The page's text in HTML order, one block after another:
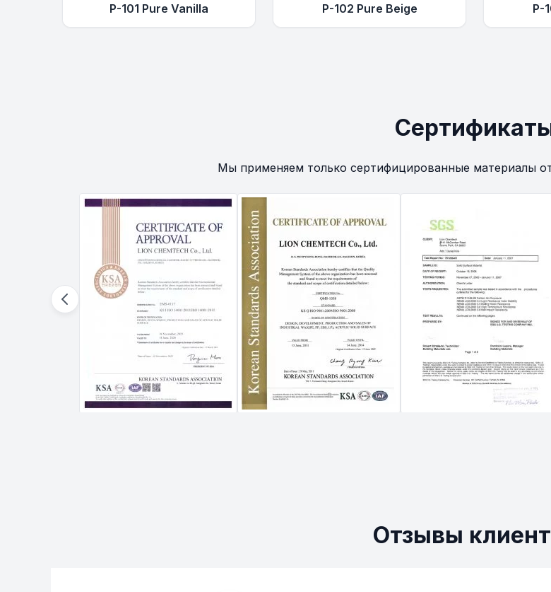
P-101 Pure Vanilla P-102 Pure Beige P-
Мы применяем только сертифицированные материалы
Отзывы